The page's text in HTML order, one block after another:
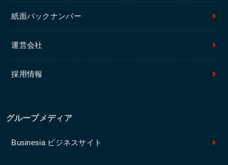
紙面バックナンバー
運営会社
採用情報
グループメディア
Businesia ビジネスサイト